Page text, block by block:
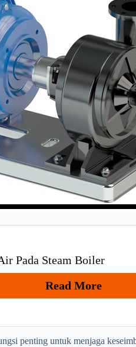
Pada Steam Boiler
Read More
penting untuk menjaga